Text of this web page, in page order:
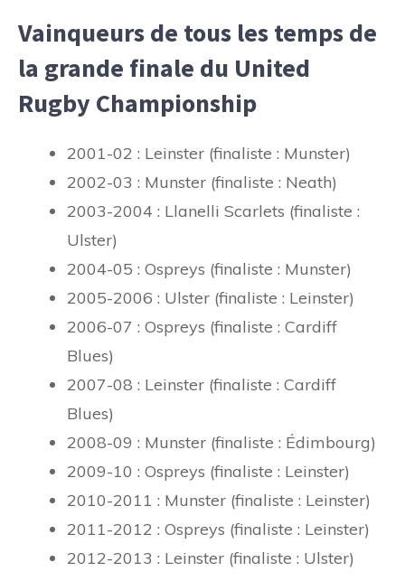
Vainqueurs de tous les temps de
la grande finale du United
Rugby Championship
2001-02 : Leinster (finaliste : Munster)
2002-03 : Munster (finaliste : Neath)
2003-2004 : Llanelli Scarlets (finaliste :
Ulster)
2004-05 : Ospreys (finaliste : Munster)
2005-2006 : Ulster (finaliste : Leinster)
2006-07 : Ospreys (finaliste : Cardiff
Blues)
2007-08 : Leinster (finaliste : Cardiff
Blues)
2008-09 : Munster (finaliste : Édimbourg)
2009-10 : Ospreys (finaliste : Leinster)
2010-2011 : Munster (finaliste : Leinster)
2011-2012 : Ospreys (finaliste : Leinster)
2012-2013 : Leinster (finaliste : Ulster)